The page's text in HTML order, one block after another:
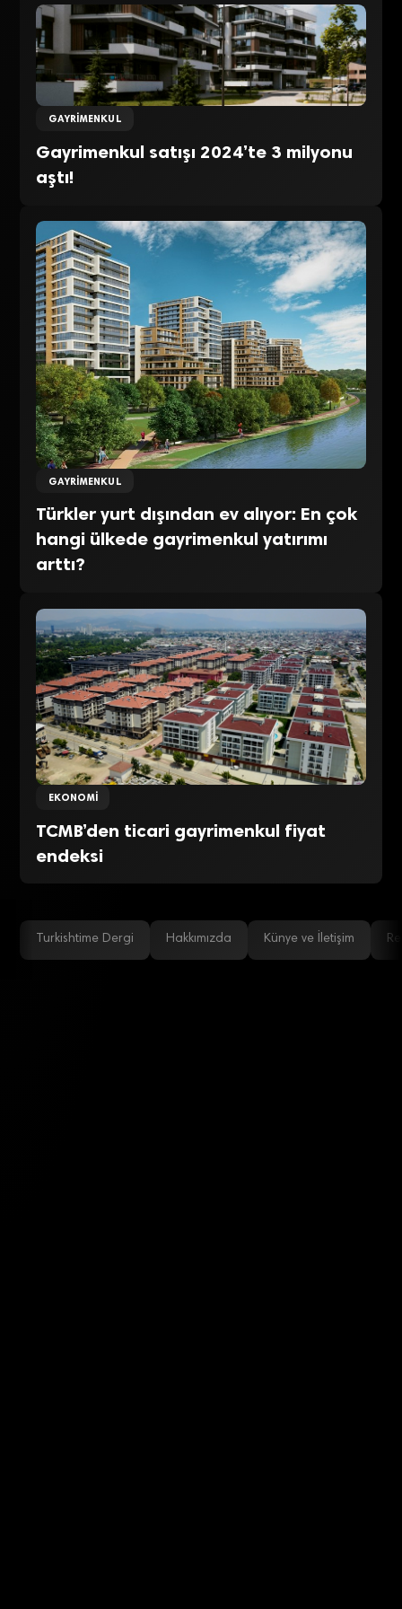
GAYRIMENKUL
Gayrimenkul satışı 2024’te 3 milyonu
aştı!
GAYRIMENKUL
Türkler yurt dışından ev alıyor: En çok
hangi ülkede gayrimenkul yatırımı
arttı?
EKONOMI
TCMB’den ticari gayrimenkul fiyat
endeksi
Turkishtime Dergi Hakkımızda Künye ve İletişim